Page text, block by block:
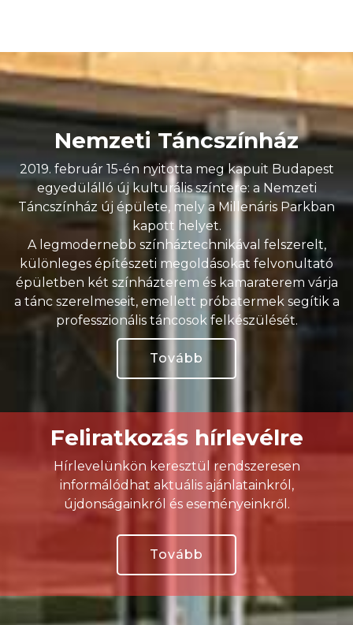
Nemzeti Táncszínház
2019. február 15-én nyitotta meg kapuit Budapest
egyedülálló új kulturális színtere: a Nemzeti
Táncszínház új épülete, mely a Millenáris Parkban
kapott helyet.
A legmodernebb színháztechnikával felszerelt,
különleges építészeti megoldásokat felvonultató
épületben két színházterem és kamaraterem várja
a tánc szerelmeseit, emellett próbatermek segítik a
professzionális táncosok felkészülését.
Tovább
Feliratkozás hírlevélre
Hírlevelünkön keresztül rendszeresen
informálódhat aktuális ajánlatainkról,
újdonságainkról és eseményeinkről.
Tovább